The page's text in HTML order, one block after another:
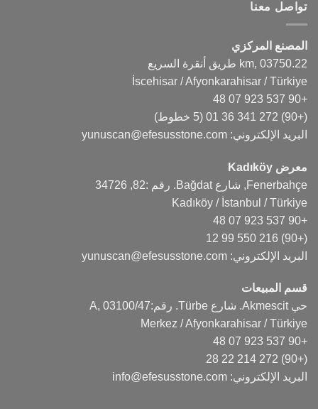
تواصل معنا
المصنع المركزي
22.km, 03750 طريق أنقرة السريع
İscehisar / Afyonkarahisar / Türkiye
+90 537 923 07 48
(+90) 272 341 36 01
(5 خطوط)
البريد الإلكتروني: yunuscan@efesusstone.com
معرض Kadıköy
Fenerbahçe, شارع Bağdat. رقم :82, 34726
Kadıköy / İstanbul / Türkiye
+90 537 923 07 48
(+90) 216 550 99 12
البريد الإلكتروني: yunuscan@efesusstone.com
قسم المبيعات
حي Akmescit. شارع Türbe. رقم:47/A, 03100
Merkez / Afyonkarahisar / Türkiye
+90 537 923 07 48
(+90) 272 214 22 28
البريد الإلكتروني: info@efesusstone.com